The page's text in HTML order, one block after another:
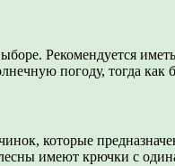
Рекомендуется
погоду, тогда
которые
имеют крючки с